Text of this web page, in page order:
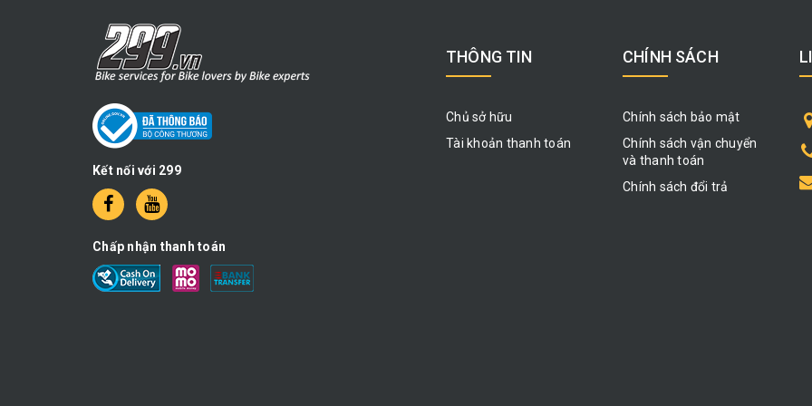
Kết nối với 299
Chấp nhận thanh toán
THÔNG TIN
Chủ sở hữu
Tài khoản thanh toán
CHÍNH SÁCH
Chính sách bảo mật
Chính sách vận chuyển
và thanh toán
Chính sách đổi trả